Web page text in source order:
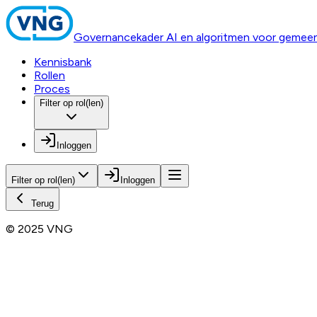
Governancekader AI en algoritmen voor
Kennisbank
Rollen
Proces
Filter op rol(len)
Inloggen
Filter op rol(len) Inloggen
Terug
© 2025 VNG